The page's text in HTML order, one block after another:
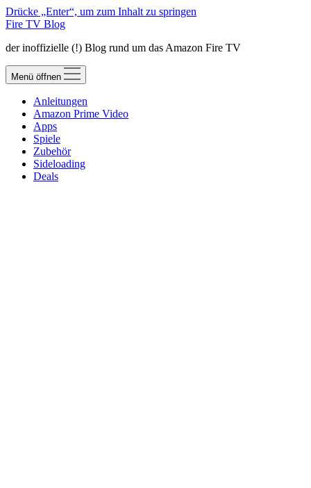
Drücke „Enter“, um zum Inhalt zu springen
Fire TV Blog
der inoffizielle (!) Blog rund um das Amazon Fire TV
Menü öffnen
Anleitungen
Amazon Prime Video
Apps
Spiele
Zubehör
Sideloading
Deals